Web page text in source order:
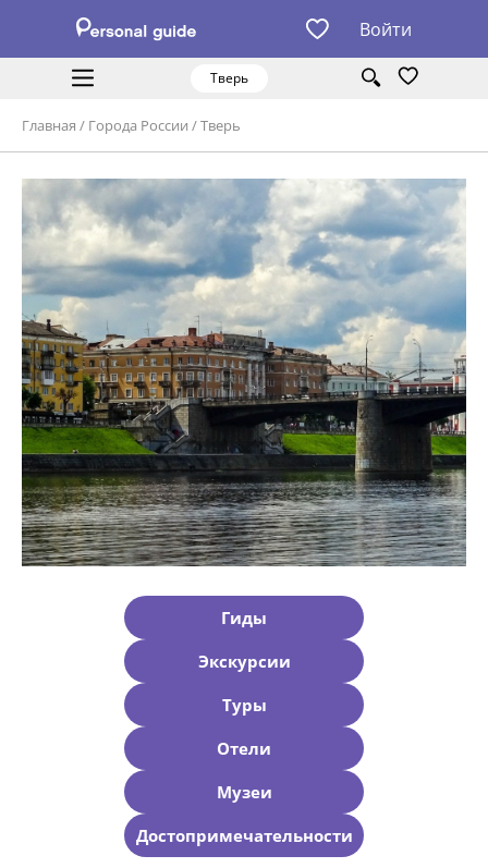
Войти
Тверь
Главная / Города России /Тверь
Гиды
Экскурсии
Туры
Отели
Музеи
Достопримечательности